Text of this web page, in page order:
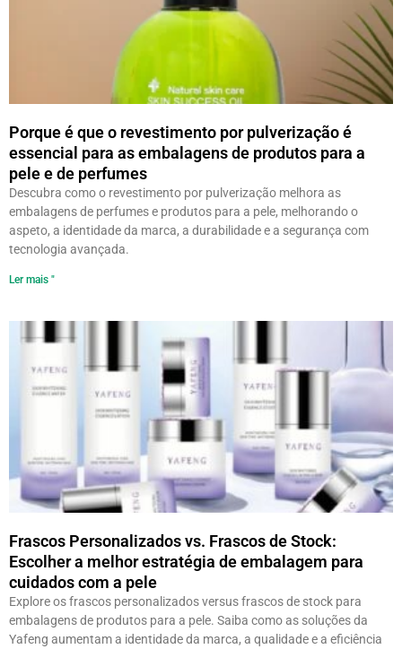
Porque é que o revestimento por pulverização é
essencial para as embalagens de produtos para a
pele e de perfumes
Descubra como o revestimento por pulverização melhora as
embalagens de perfumes e produtos para a pele, melhorando o
aspeto, a identidade da marca, a durabilidade e a segurança com
tecnologia avançada.
Ler mais "
Frascos Personalizados vs. Frascos de Stock:
Escolher a melhor estratégia de embalagem para
cuidados com a pele
Explore os frascos personalizados versus frascos de stock para
embalagens de produtos para a pele. Saiba como as soluções da
Yafeng aumentam a identidade da marca, a qualidade e a eficiência